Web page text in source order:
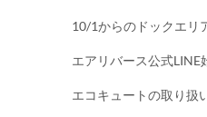
10/1からのドックエリ
エアリバース公式LINE
エコキュートの取り扱